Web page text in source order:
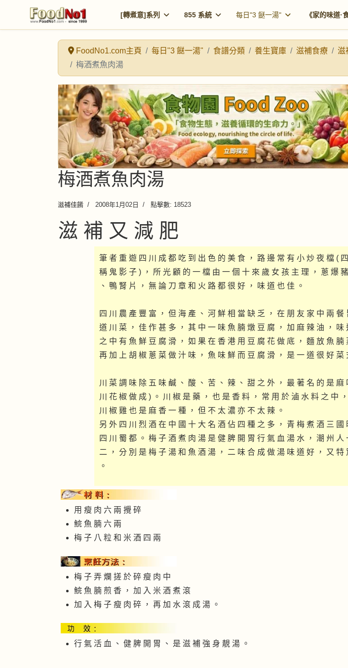
[轉煮意]系列 855 系統 每日"3 餸一湯" 《家的味道·
FoodNo1.com主頁 每日"3 餸一湯" 食譜分類 養生寶庫 滋補食療
滋
梅酒煮魚肉湯
梅酒煮魚肉湯
滋補佳餚 2008年1月02日 點擊數: 18523
滋 補 又 減 肥
筆 者 重 遊 四 川 成 都 吃 到 出 色 的 美 食 ， 路 邊 常 有 小 炒 夜 檔 (
稱 鬼 影 子 ) ， 所 光 顧 的 一 檔 由 一 個 十 來 歲 女 孩 主 理 ， 蔥 爆
、 鴨 腎 片 ， 無 論 刀 章 和 火 路 都 很 好 ， 味 道 也 佳 。
四 川 農 產 豐 富 ， 但 海 產 、 河 鮮 相 當 缺 乏 ， 在 朋 友 家 中 兩 餐
道 川 菜 ， 佳 作 甚 多 ， 其 中 一 味 魚 腩 燉 豆 腐 ， 加 麻 辣 油 ， 味
之 中 有 魚 鮮 豆 腐 滑 ， 如 果 在 香 港 用 豆 腐 花 做 底 ， 麵 放 魚 腩
再 加 上 胡 椒 蔥 菜 做 汁 味 ， 魚 味 鮮 而 豆 腐 滑 ， 是 一 道 很 好 菜
川 菜 調 味 除 五 味 鹹 、 酸 、 苦 、 辣 、 甜 之 外 ， 最 著 名 的 是 麻
川 花 椒 做 成 ) 。 川 椒 是 藥 ， 也 是 香 料 ， 常 用 於 滷 水 料 之 中
川 椒 雞 也 是 麻 香 一 種 ， 但 不 太 濃 亦 不 太 辣 。
另 外 四 川 烈 酒 在 中 國 十 大 名 酒 佔 四 種 之 多 ， 青 梅 煮 酒 三 國
四 川 蜀 都 。 梅 子 酒 煮 肉 湯 是 健 脾 開 胃 行 氣 血 湯 水 ， 潮 州 人
二 ， 分 別 是 梅 子 湯 和 魚 酒 湯 ， 二 味 合 成 做 湯 味 道 好 ， 又 特
。
用 瘦 肉 六 兩 攪 碎
鯇 魚 腩 六 兩
梅 子 八 粒 和 米 酒 四 兩
梅 子 弄 爛 搓 於 碎 瘦 肉 中
鯇 魚 腩 煎 香 ， 加 入 米 酒 煮 滾
加 入 梅 子 瘦 肉 碎 ， 再 加 水 滾 成 湯 。
行 氣 活 血 、 健 脾 開 胃 、 是 滋 補 強 身 靚 湯 。